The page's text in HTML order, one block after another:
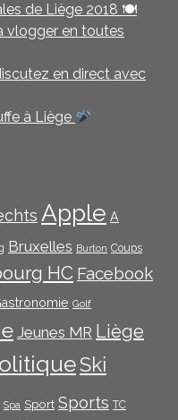
de Liège 2018 🍽
vlogger en toutes
en direct avec
à Liège
Apple A
Bruxelles Burton Coups
HC Facebook
Golf
Jeunes MR Liège
Ski
Spa Sport Sports TC